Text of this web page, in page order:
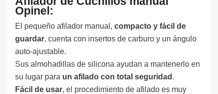
Opinel:
El pequeño afilador manual, compacto y fácil de
guardar, cuenta con insertos de carburo y un ángulo
auto-ajustable.
Sus almohadillas de silicona ayudan a mantenerlo en
su lugar para un afilado con total seguridad .
Fácil de usar, el procedimiento de afilado es muy